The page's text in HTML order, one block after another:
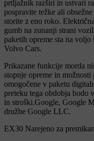
prtljažnik razširi in ustvari
pospravite težke ali
storite z eno roko.
gumb na zunanji strani
paketih opreme sta na
Volvo Cars.
Prikazane funkcije morda
stopnje opreme in
omogočene v paketu
preteku tega obdobja bodo
in stroški.Google, Google
družbe Google LLC.
EX30 Narejeno za